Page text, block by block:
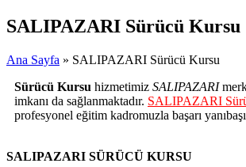
SALIPAZARI Sürücü Kursu
Ana Sayfa » SALIPAZARI Sürücü Kursu
Sürücü Kursu hizmetimiz SALIPAZARI
imkanı da sağlanmaktadır. SALIPAZARI
profesyonel eğitim kadromuzla başarı
SALIPAZARI SÜRÜCÜ KURSU